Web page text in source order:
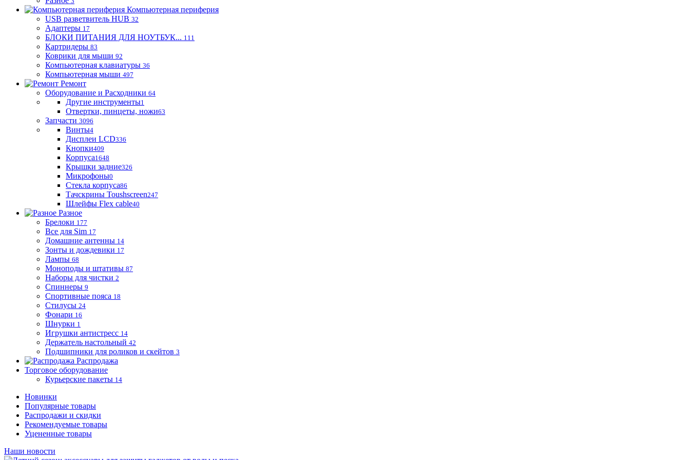
Компьютерная периферия
USB разветвитель HUB 32
Адаптеры 17
БЛОКИ ПИТАНИЯ ДЛЯ НОУТБУК... 111
Картридеры 83
Коврики для мыши 92
Компьютерная клавиатуры 36
Компьютерная мыши 497
Ремонт
Оборудование и Расходники 64
Другие инструменты1
Отвертки, пинцеты, ножи63
Запчасти 3096
Винты4
Дисплеи LCD336
Кнопки409
Корпуса1648
Крышки задние326
Микрофоны0
Стекла корпуса86
Тачскрины Toushscreen247
Шлейфы Flex cable40
Разное
Брелоки 177
Все для Sim 17
Домашние антенны 14
Зонты и дождевики 17
Лампы 68
Моноподы и штативы 87
Наборы для чистки 2
Спиннеры 9
Спортивные пояса 18
Стилусы 24
Фонари 16
Шнурки 1
Игрушки антистресс 14
Держатель настольный 42
Подшипники для роликов и скейтов 3
Распродажа
Торговое оборудование
Курьерские пакеты 14
Новинки
Популярные товары
Распродажи и скидки
Рекомендуемые товары
Уцененные товары
Наши новости